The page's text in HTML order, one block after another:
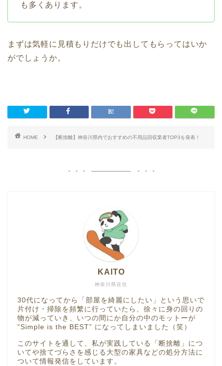
も多くあります。
まずは気軽に見積もりだけでも出してもらってはいか
がでしょうか。
HOME 【断捨離】神奈川県内でおすすめの不用品回収業者TOP3を発表！
神奈川県在住
KAITO
30代になってから「部屋を綺麗にしたい」という思いで
片付け・掃除を頻繁に行っていたら、徐々に身の回りの
物が減っていき、いつの間にか自分の中のモットーが
”Simple is the BEST” になってしまいました（笑）
このサイトを通して、私が実践している「断捨離」につ
いてや捨てづらさを感じる大型の家具などの処分方法に
ついて情報発信をしています。